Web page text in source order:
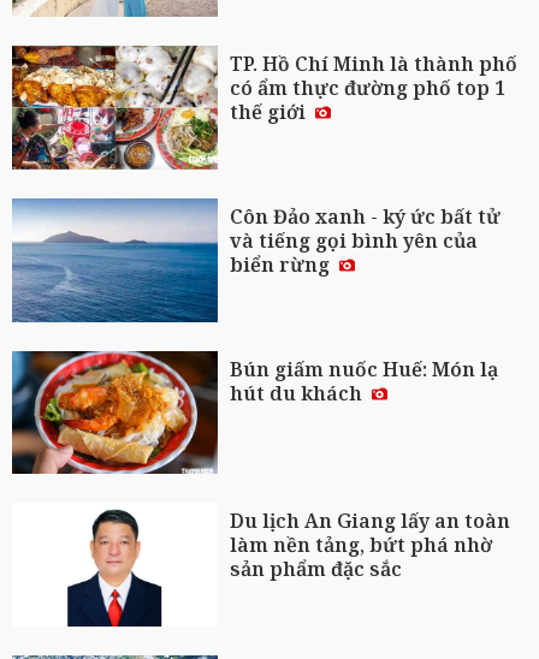
TP. Hồ Chí Minh là thành phố
có ẩm thực đường phố top 1
thế giới
Côn Đảo xanh - ký ức bất tử
và tiếng gọi bình yên của
biển rừng
Bún giấm nuốc Huế: Món lạ
hút du khách
Du lịch An Giang lấy an toàn
làm nền tảng, bứt phá nhờ
sản phẩm đặc sắc